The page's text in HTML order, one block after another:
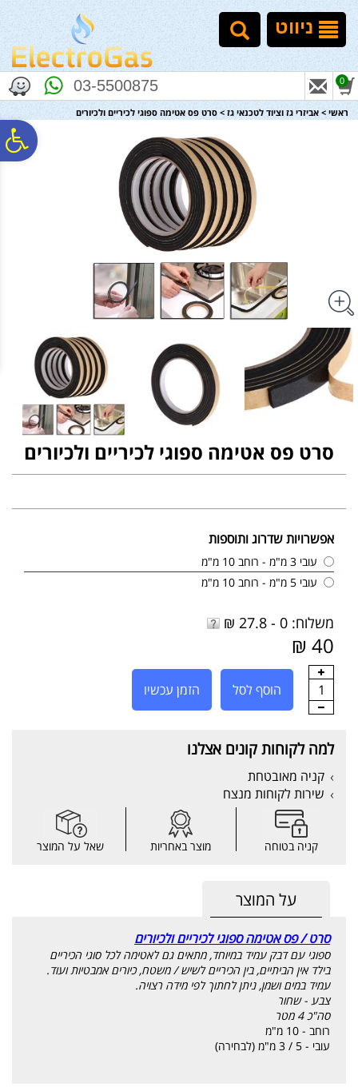
נגישות
אתר
המרכזי
ניווט
03-5500875 0
ראשי > אביזרי גז וציוד לטכנאי גז > סרט פס אטימה ספוגי לכיריים ולכיורים
סרט פס אטימה ספוגי לכיריים ולכיורים
אפשרויות שדרוג ותוספות
עובי 3 מ"מ - רוחב 10 מ"מ
עובי 5 מ"מ - רוחב 10 מ"מ
משלוח: 0 - 27.8 ₪
40 ₪
1 הוסף לסל הזמן עכשיו
למה לקוחות קונים אצלנו
קניה מאובטחת
שירות לקוחות מנצח
קניה בטוחה מוצר באחריות שאל על המוצר
על המוצר
סרט / פס אטימה ספוגי לכיריים ולכיורים
ספוגי עם דבק עמיד במיוחד, מתאים גם לאטימה לכל סוגי הכיריים
בילד אין הביתיים, בין הכיריים לשיש / משטח, כיורים אמבטיות ועוד.
עמיד במים ושמן, ניתן לחתוך לפי מידה רצויה.
צבע - שחור
סה"כ 4 מטר
רוחב - 10 מ"מ
עובי - 5 / 3 מ"מ (לבחירה)